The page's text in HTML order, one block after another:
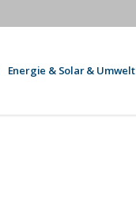
Energie & Solar & Umwelt